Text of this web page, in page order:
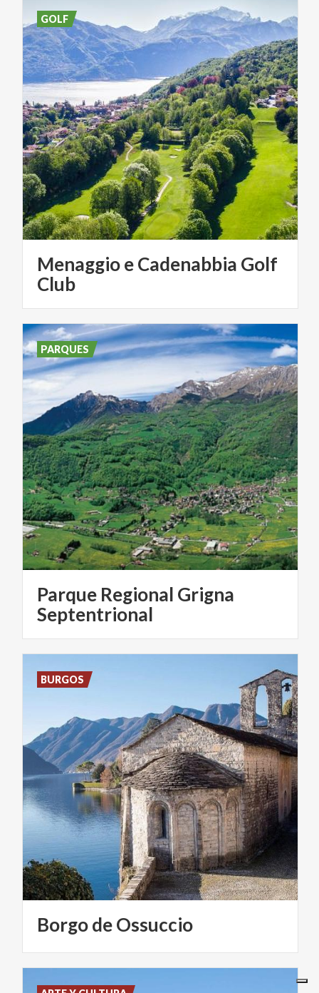
Menaggio e Cadenabbia Golf
Club
GOLF
Parque Regional Grigna
Septentrional
PARQUES
BorgodeOssuccio
BURGOS